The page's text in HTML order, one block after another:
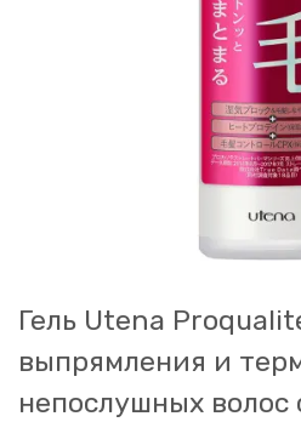
Гель Utena
выпрямления и
непослушных волос